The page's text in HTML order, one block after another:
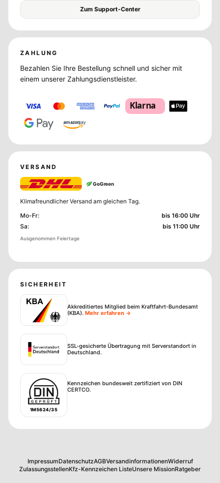
Zum Support-Center
ZAHLUNG
Bezahlen Sie Ihre Bestellung schnell und sicher mit
einem unserer Zahlungsdienstleister.
Klarna
amazonpay
VERSAND
GoGreen
Klimafreundlicher Versand am gleichen Tag.
Mo-Fr:
bis 16:00 Uhr
Sa: bis 11:00 Uhr
Ausgenommen Feiertage
SICHERHEIT
Akkreditiertes Mitglied beim Kraftfahrt-Bundesamt
(KBA). Mehr erfahren →
SSL-gesicherte Übertragung mit Serverstandort in
Deutschland.
1M5624/35
Kennzeichen bundesweit zertifiziert von DIN
CERTCO.
ImpressumDatenschutzAGBVersandinformationenWiderruf
ZulassungsstellenKfz-Kennzeichen ListeUnsere MissionRatgeber